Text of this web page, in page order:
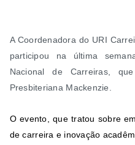
A Coordenadora do URI
participou na última
Nacional de Carreiras,
Presbiteriana Mackenzie.
O evento, que tratou sobre
de carreira e inovação